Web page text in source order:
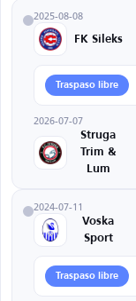
2025-08-08
FK Sileks
Traspaso libre
2026-07-07
Struga
Trim &
Lum
2024-07-11
Voska
Sport
Traspaso libre